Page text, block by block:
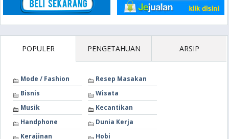
POPULER PENGETAHUAN ARSIP
Mode / Fashion
Resep Masakan
Bisnis
Wisata
Musik
Kecantikan
Handphone
Dunia Kerja
Kerajinan
Hobi